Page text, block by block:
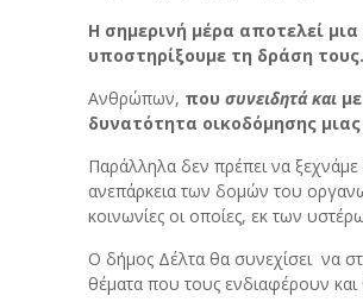
Η σημερινή μέρα αποτελεί
υποστηρίξουμε τη δράση τους.
Ανθρώπων, πουσυνειδητά και
δυνατότητα οικοδόμησης
Παράλληλα δεν πρέπει να
ανεπάρκεια των δομών του
κοινωνίες οι οποίες, εκ των
Ο δήμος Δέλτα θα συνεχίσει να
θέματα που τους ενδιαφέρουν